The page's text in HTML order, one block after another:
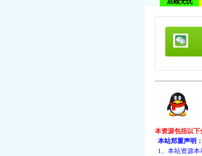
本资源包括以
本站郑重声明：
1、本站资源